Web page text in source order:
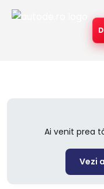
Ai venit prea
Vezi